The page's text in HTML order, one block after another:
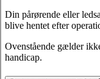
Din pårørende eller
blive hentet efter
Ovenstående gælder
handicap.